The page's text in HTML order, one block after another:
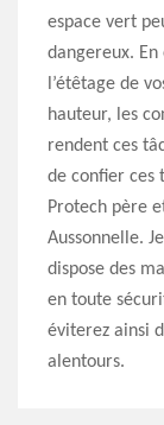
espace vert
dangereux.
l’étêtage de
hauteur, les
rendent ces
de confier ces
Protech père
Aussonnelle.
dispose des
en toute
éviterez ainsi
alentours.